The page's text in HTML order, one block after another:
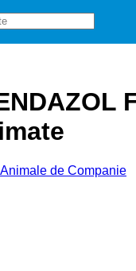
Animale de Companie